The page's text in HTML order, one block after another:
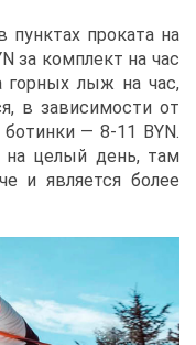
про­ка­та на
за ком­плект на час
гор­ных лыж на час,
в за­ви­си­мо­сти от
— 8-11 BYN.
на це­лый день, там
и яв­ля­ет­ся бо­лее